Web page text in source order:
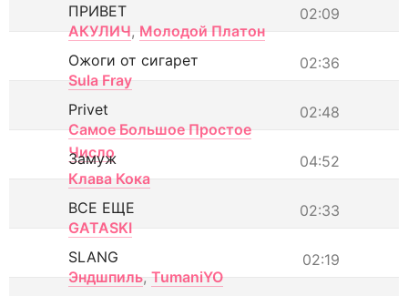
02:09
ПРИВЕТ
АКУЛИЧ, Молодой Платон
02:36
Ожоги от сигарет
Sula Fray
02:48
Privet
Самое Большое Простое
Число
04:52
Замуж
Клава Кока
02:33
ВСЕ ЕЩЕ
GATASKI
02:19
SLANG
Эндшпиль, TumaniYO